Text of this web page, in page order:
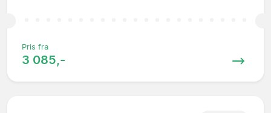
Pris fra
3 085,-